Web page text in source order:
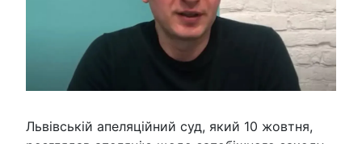
Львівській апеляційний суд, який 10 жовтня,